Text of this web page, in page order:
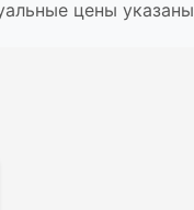
цены